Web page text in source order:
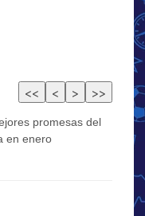
promesas del
en enero